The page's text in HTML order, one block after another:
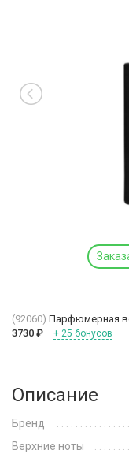
(92060) Парфюмерная
3730 ₽ + 25 бонусов
Описание
Бренд
Верхние ноты